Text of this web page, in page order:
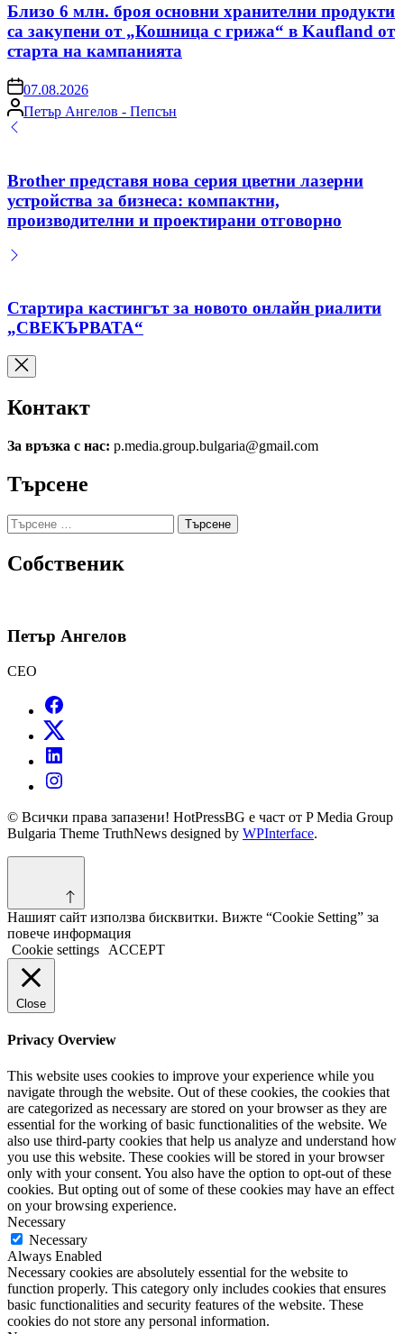
Близо 6 млн. броя основни хранителни продукти
са закупени от „Кошница с грижа“ в Kaufland от
старта на кампанията
on07.08.2026
Posted
by
Петър Ангелов - Пепсън
Brother представя нова серия цветни лазерни
устройства за бизнеса: компактни,
производителни и проектирани отговорно
Стартира кастингът за новото онлайн риалити
„СВЕКЪРВАТА“
Контакт
За връзка с нас: p.media.group.bulgaria@gmail.com
Търсене
Търсене
за:
Собственик
Петър Ангелов
CEO
© Всички права запазени! HotPressBG е част от P Media Group
Bulgaria Theme TruthNews designed by WPInterface.
Нашият сайт използва бисквитки. Вижте “Cookie Setting” за
повече информация
Cookie settings
ACCEPT
Close
Privacy Overview
This website uses cookies to improve your experience while you
navigate through the website. Out of these cookies, the cookies that
are categorized as necessary are stored on your browser as they are
essential for the working of basic functionalities of the website. We
also use third-party cookies that help us analyze and understand how
you use this website. These cookies will be stored in your browser
only with your consent. You also have the option to opt-out of these
cookies. But opting out of some of these cookies may have an effect
on your browsing experience.
Necessary
Necessary
Always Enabled
Necessary cookies are absolutely essential for the website to
function properly. This category only includes cookies that ensures
basic functionalities and security features of the website. These
cookies do not store any personal information.